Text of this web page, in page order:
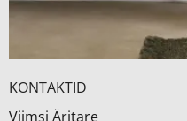
KONTAKTID
Viimsi Äritare